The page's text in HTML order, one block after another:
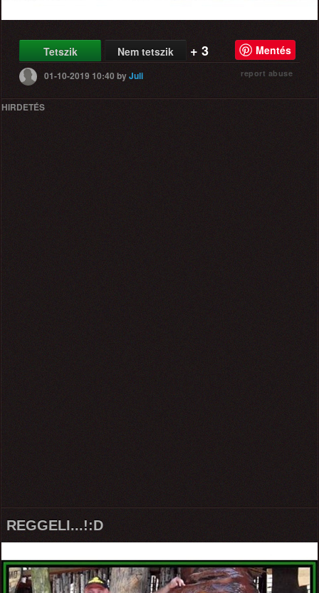
Tetszik Nem tetszik + 3 Mentés
01-10-2019 10:40byJuli report abuse
HIRDETÉS
REGGELI...!:D